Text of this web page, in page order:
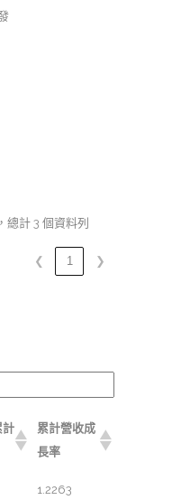
總計 3 個資料列
❮ 1 ❯
計
累計營收成
長率
1.2263